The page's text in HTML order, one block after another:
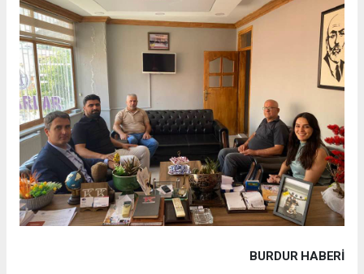
BURDUR HABERİ